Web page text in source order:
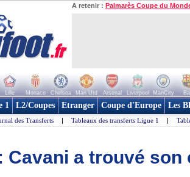
A retenir : Palmarès Coupe du
Lille Monaco Chelsea Man Utd Arsenal Liverpool ManCity
1 L2/Coupes Etranger Coupe d'Europe Les
des Transferts | Tableaux des transferts Ligue 1 |
Cavani a trouvé son